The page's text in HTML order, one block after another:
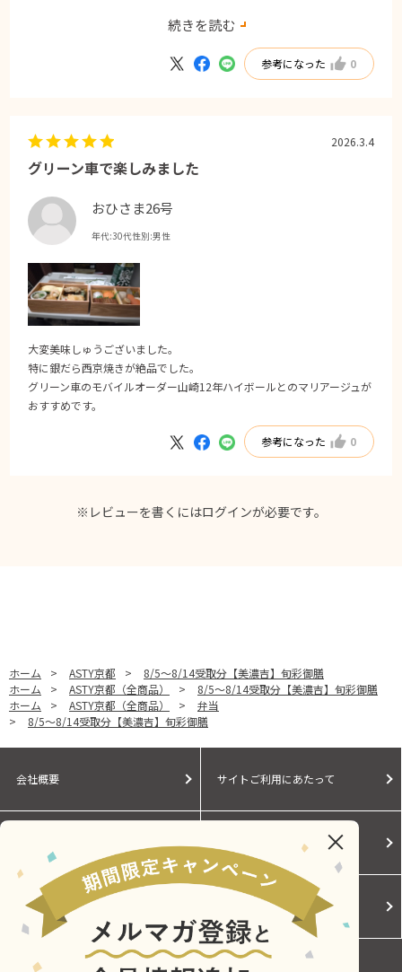
続きを読む
参考になった 0
グリーン車で楽しみました
おひさま26号
年代:30代性別:男性
2026.3.4
大変美味しゅうございました。
特に銀だら西京焼きが絶品でした。
グリーン車のモバイルオーダー山崎12年ハイボールとのマリアージュが
おすすめです。
参考になった 0
※レビューを書くにはログインが必要です。
ホーム > ASTY京都 >
8/5～8/14受取分【美濃吉】旬彩御膳
ホーム
> ASTY京都（全商品） >
8/5～8/14受取分【美濃吉】旬彩御膳
ホーム
> ASTY京都（全商品） >
弁当
>
8/5～8/14受取分【美濃吉】旬彩御膳
会社概要 サイトご利用にあたって
Cookieポリシー ご利用規約